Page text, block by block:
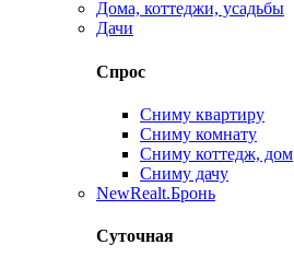
Дома, коттеджи, усадьбы
Дачи
Спрос
Сниму квартиру
Сниму комнату
Сниму коттедж, дом
Сниму дачу
NewRealt.Бронь
Суточная